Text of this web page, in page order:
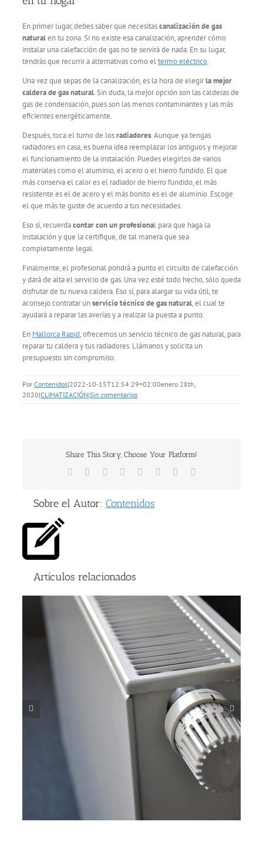
En primer lugar, debes saber que necesitascanalización de gas
naturalen tu zona. Si no existe esa canalización, aprender cómo
instalar una calefacción de gas no te servirá de nada. En su lugar,
tendrás que recurrir a alternativas como eltermo eléctrico.
Una vez que sepas de la canalización, es la hora de elegirla mejor
caldera de gas natural. Sin duda, la mejor opción son las calderas de
gas de condensación, pues son las menos contaminantes y las más
eficientes energéticamente.
Después, toca el turno de losradiadores. Aunque ya tengas
radiadores en casa, es buena idea reemplazar los antiguos y mejorar
el funcionamiento de la instalación. Puedes elegirlos de varios
materiales como el aluminio, el acero o el hierro fundido. El que
más conserva el calor es el radiador de hierro fundido, el más
resistente es el de acero y el más bonito es el de aluminio. Escoge
el que más te guste de acuerdo a tus necesidades.
Eso sí, recuerdacontar con un profesional para que haga la
instalación y que la certifique, de tal manera que sea
completamente legal.
Finalmente, el profesional pondrá a punto el circuito de calefacción
y dará de alta el servicio de gas. Una vez esté todo hecho, sólo queda
disfrutar de tu nueva caldera. Eso sí, para alargar su vida útil, te
aconsejo contratar unservicio técnico de gas natural, el cual te
ayudará a reparar las averías y a realizar la puesta a punto.
En Mallorca Rapid, ofrecemos un servicio técnico de gas natural, para
reparar tu caldera y tus radiadores. Llámanos y solicita un
presupuesto sin compromiso.
Por Contenidos|2022-10-15T12:54:29+02:00enero 28th,
2020|CLIMATIZACIÓN|Sin comentarios
Share This Story, Choose Your Platform!
Facebook Reddit LinkedIn
TumblrPinterest
Sobre el Autor: Contenidos
Artículos relacionados
Qué tipo de aire acondicionado es mejor: características